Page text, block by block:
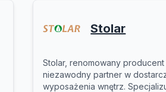
Stolar
Stolar, renomowany
niezawodny partner w
wyposażenia wnętrz.